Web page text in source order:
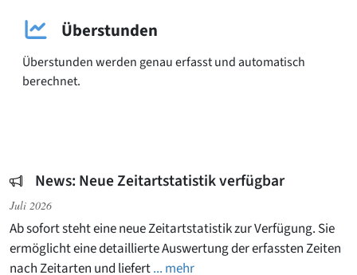
Überstunden
Überstunden werden genau erfasst und automatisch
berechnet.
News: Neue Zeitartstatistik verfügbar
Juli 2026
Ab sofort steht eine neue Zeitartstatistik zur Verfügung. Sie
ermöglicht eine detaillierte Auswertung der erfassten Zeiten
nach Zeitarten und liefert... mehr